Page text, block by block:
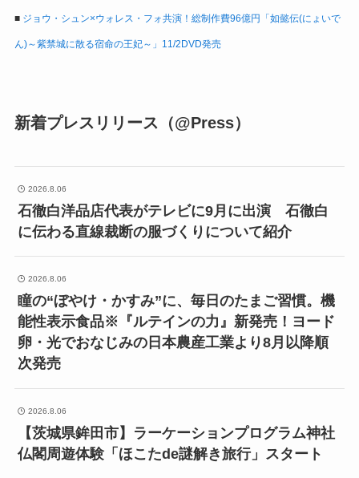
■ ジョウ・シュン×ウォレス・フォ共演！総制作費96億円「如懿伝(にょいで
ん)～紫禁城に散る宿命の王妃～」11/2DVD発売
新着プレスリリース（@Press）
2026.8.06
石徹白洋品店代表がテレビに9月に出演 石徹白
に伝わる直線裁断の服づくりについて紹介
2026.8.06
瞳の“ぼやけ・かすみ”に、毎日のたまご習慣。機
能性表示食品※『ルテインの力』新発売！ヨード
卵・光でおなじみの日本農産工業より8月以降順
次発売
2026.8.06
【茨城県鉾田市】ラーケーションプログラム神社
仏閣周遊体験「ほこたde謎解き旅行」スタート